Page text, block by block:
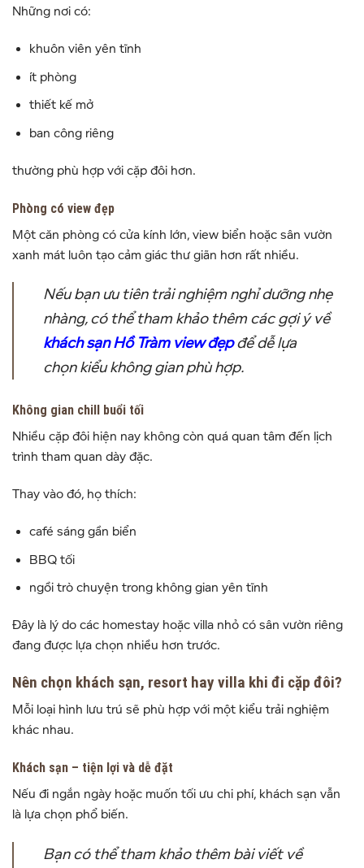
Những nơi có:
khuôn viên yên tĩnh
ít phòng
thiết kế mở
ban công riêng
thường phù hợp với cặp đôi hơn.
Phòng có view đẹp
Một căn phòng có cửa kính lớn, view biển hoặc sân vườn
xanh mát luôn tạo cảm giác thư giãn hơn rất nhiều.
Nếu bạn ưu tiên trải nghiệm nghỉ dưỡng nhẹ
nhàng, có thể tham khảo thêm các gợi ý về
khách sạn Hồ Tràm view đẹpđể dễ lựa
chọn kiểu không gian phù hợp.
Không gian chill buổi tối
Nhiều cặp đôi hiện nay không còn quá quan tâm đến lịch
trình tham quan dày đặc.
Thay vào đó, họ thích:
café sáng gần biển
BBQ tối
ngồi trò chuyện trong không gian yên tĩnh
Đây là lý do các homestay hoặc villa nhỏ có sân vườn riêng
đang được lựa chọn nhiều hơn trước.
Nên chọn khách sạn, resort hay villa khi đi cặp đôi?
Mỗi loại hình lưu trú sẽ phù hợp với một kiểu trải nghiệm
khác nhau.
Khách sạn – tiện lợi và dễ đặt
Nếu đi ngắn ngày hoặc muốn tối ưu chi phí, khách sạn vẫn
là lựa chọn phổ biến.
Bạn có thể tham khảo thêm bài viết về